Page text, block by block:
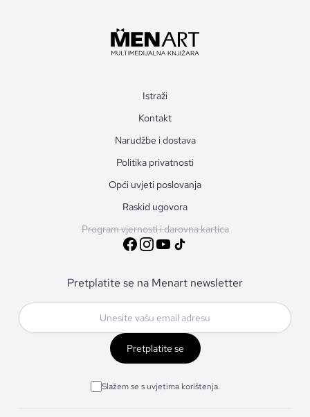
Istraži
Kontakt
Narudžbe i dostava
Politika privatnosti
Opći uvjeti poslovanja
Raskid ugovora
Program vjernosti i darovna kartica
Pretplatite se na Menart newsletter
Pretplatite se
Slažem se s uvjetima korištenja.